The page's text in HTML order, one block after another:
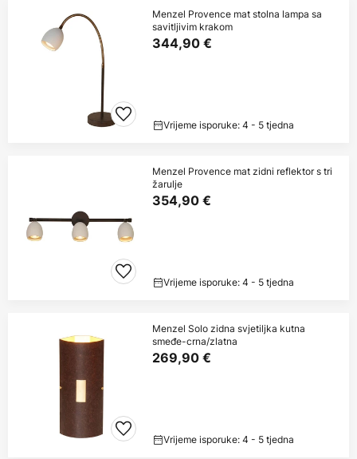
Menzel Provence mat stolna lampa sa
savitljivim krakom
344,90 €
Vrijeme isporuke: 4 - 5 tjedna
Menzel Provence mat zidni reflektor s tri
žarulje
354,90 €
Vrijeme isporuke: 4 - 5 tjedna
Menzel Solo zidna svjetiljka kutna
smeđe-crna/zlatna
269,90 €
Vrijeme isporuke: 4 - 5 tjedna